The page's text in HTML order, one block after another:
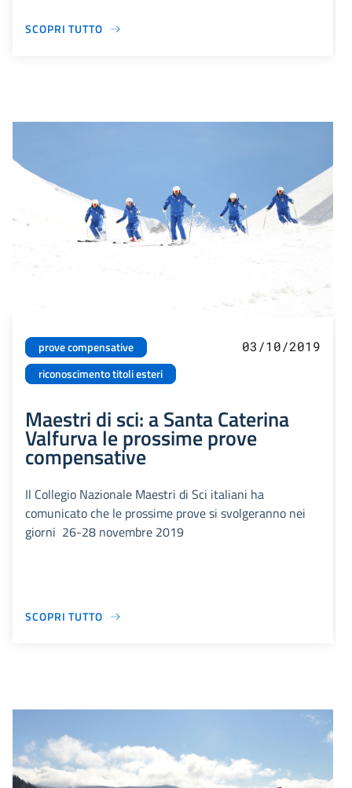
SCOPRI TUTTO
prove compensative
riconoscimento titoli esteri
03/10/2019
Maestri di sci: a Santa Caterina
Valfurva le prossime prove
compensative
Il Collegio Nazionale Maestri di Sci italiani ha
comunicato che le prossime prove si svolgeranno nei
giorni 26-28 novembre 2019
SCOPRI TUTTO